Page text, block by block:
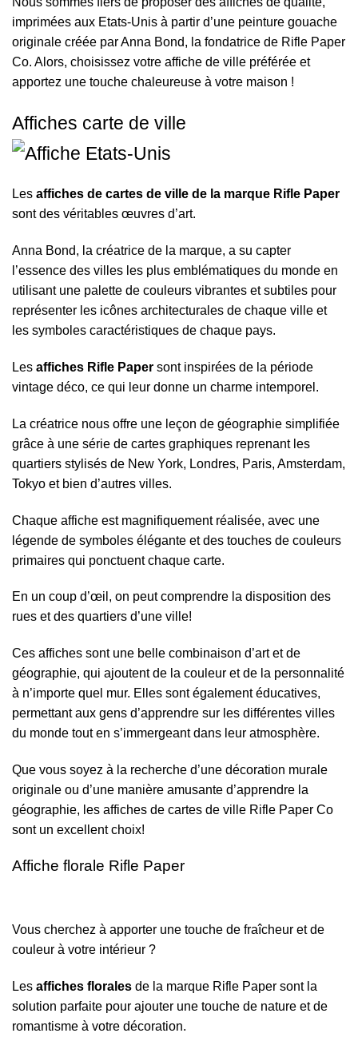
imprimées aux Etats-Unis à partir d’une peinture gouache
originale créée par Anna Bond, la fondatrice de Rifle Paper
Co. Alors, choisissez votre affiche de ville préférée et
apportez une touche chaleureuse à votre maison !
Affiches carte de ville
Les affiches de cartes de ville de la marque Rifle Paper
sont des véritables œuvres d’art.
Anna Bond, la créatrice de la marque, a su capter
l’essence des villes les plus emblématiques du monde en
utilisant une palette de couleurs vibrantes et subtiles pour
représenter les icônes architecturales de chaque ville et
les symboles caractéristiques de chaque pays.
Les affiches Rifle Paper sont inspirées de la période
vintage déco, ce qui leur donne un charme intemporel.
La créatrice nous offre une leçon de géographie simplifiée
grâce à une série de cartes graphiques reprenant les
quartiers stylisés de New York, Londres, Paris, Amsterdam,
Tokyo et bien d’autres villes.
Chaque affiche est magnifiquement réalisée, avec une
légende de symboles élégante et des touches de couleurs
primaires qui ponctuent chaque carte.
En un coup d’œil, on peut comprendre la disposition des
rues et des quartiers d’une ville!
Ces affiches sont une belle combinaison d’art et de
géographie, qui ajoutent de la couleur et de la personnalité
à n’importe quel mur. Elles sont également éducatives,
permettant aux gens d’apprendre sur les différentes villes
du monde tout en s’immergeant dans leur atmosphère.
Que vous soyez à la recherche d’une décoration murale
originale ou d’une manière amusante d’apprendre la
géographie, les affiches de cartes de ville Rifle Paper Co
sont un excellent choix!
Affiche florale Rifle Paper
Vous cherchez à apporter une touche de fraîcheur et de
couleur à votre intérieur ?
Les affiches florales de la marque Rifle Paper sont la
solution parfaite pour ajouter une touche de nature et de
romantisme à votre décoration.